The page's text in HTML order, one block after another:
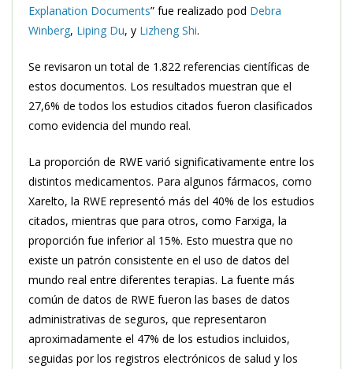
Explanation Documents” fue realizado pod Debra
Winberg, Liping Du, y Lizheng Shi.
Se revisaron un total de 1.822 referencias científicas de
estos documentos. Los resultados muestran que el
27,6% de todos los estudios citados fueron clasificados
como evidencia del mundo real.
La proporción de RWE varió significativamente entre los
distintos medicamentos. Para algunos fármacos, como
Xarelto, la RWE representó más del 40% de los estudios
citados, mientras que para otros, como Farxiga, la
proporción fue inferior al 15%. Esto muestra que no
existe un patrón consistente en el uso de datos del
mundo real entre diferentes terapias. La fuente más
común de datos de RWE fueron las bases de datos
administrativas de seguros, que representaron
aproximadamente el 47% de los estudios incluidos,
seguidas por los registros electrónicos de salud y los